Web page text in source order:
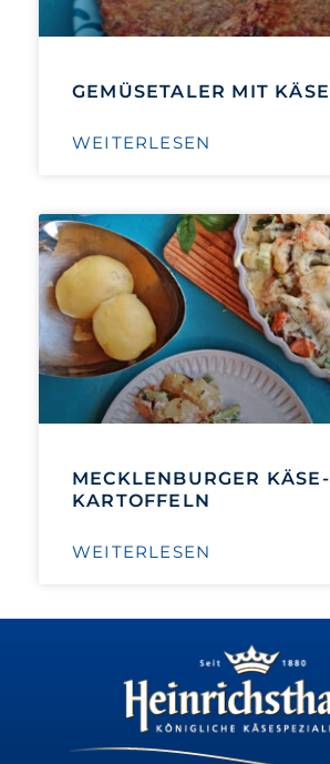
GEMÜSETALER MIT KÄSE
WEITERLESEN
MECKLENBURGER KÄSE-
KARTOFFELN
WEITERLESEN